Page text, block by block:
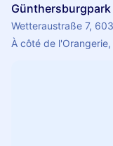
Günthersburgpark
Wetteraustraße 7,
À côté de